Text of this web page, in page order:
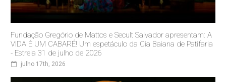
Fundação Gregório de Mattos e Secult Salvador apresentam: A
VIDA É UM CABARÉ! Um espetáculo da Cia Baiana de Patifaria
- Estreia 31 de julho de 2026
julho 17th, 2026